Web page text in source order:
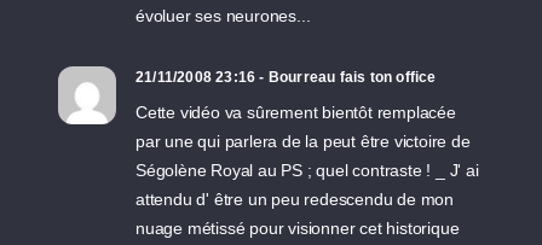
évoluer ses neurones...
21/11/2008 23:16 - Bourreau fais ton office
Cette vidéo va sûrement bientôt remplacée
par une qui parlera de la peut être victoire de
Ségolène Royal au PS ; quel contraste ! _ J' ai
attendu d' être un peu redescendu de mon
nuage métissé pour visionner cet historique